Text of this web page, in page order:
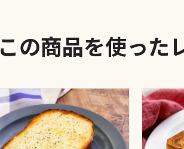
この商品を使った